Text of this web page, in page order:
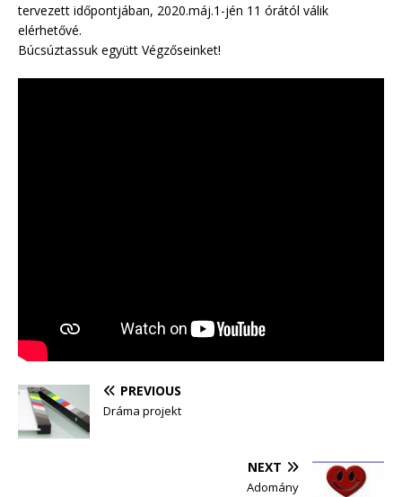
tervezett időpontjában, 2020.máj.1-jén 11 órától válik
elérhetővé.
Búcsúztassuk együtt Végzőseinket!
PREVIOUS
Dráma projekt
NEXT
Adomány